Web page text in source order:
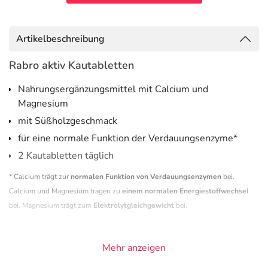
Artikelbeschreibung
Rabro aktiv Kautabletten
Nahrungsergänzungsmittel mit Calcium und
Magnesium
mit Süßholzgeschmack
für eine normale Funktion der Verdauungsenzyme*
2 Kautabletten täglich
* Calcium trägt zurnormalen Funktion von Verdauungsenzymen bei.
Calcium und Magnesium tragen zu einem normalen Energiestoffwechsel
bei. Magnesium trägt zum Elektrolytgleichgewicht bei.
2 Kautabletten pro Tag kauen.
Mehr anzeigen